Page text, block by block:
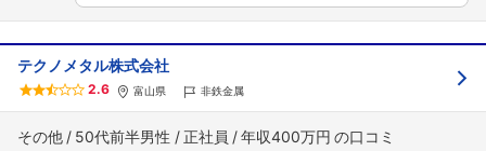
テクノメタル株式会社
2.6 富山県 非鉄金属
その他 50代前半男性 正社員 年収400万円